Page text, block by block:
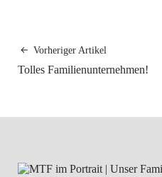
Vorheriger Artikel
Tolles Familienunternehmen!